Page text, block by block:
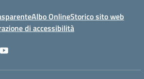
Albo OnlineStorico sito web
di accessibilità